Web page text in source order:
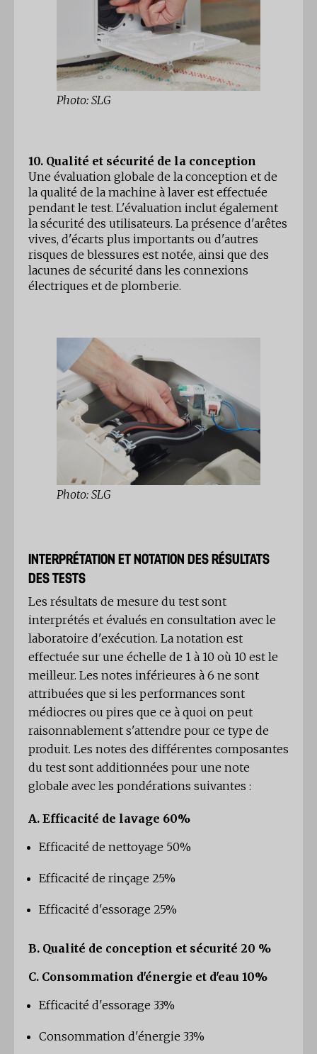
Photo: SLG
10. Qualité et sécurité de la conception
Une évaluation globale de la conception et de
la qualité de la machine à laver est effectuée
pendant le test. L'évaluation inclut également
la sécurité des utilisateurs. La présence d'arêtes
vives, d'écarts plus importants ou d'autres
risques de blessures est notée, ainsi que des
lacunes de sécurité dans les connexions
électriques et de plomberie.
Photo: SLG
INTERPRÉTATION ET NOTATION DES RÉSULTATS
DES TESTS
Les résultats de mesure du test sont
interprétés et évalués en consultation avec le
laboratoire d'exécution. La notation est
effectuée sur une échelle de 1 à 10 où 10 est le
meilleur. Les notes inférieures à 6 ne sont
attribuées que si les performances sont
médiocres ou pires que ce à quoi on peut
raisonnablement s'attendre pour ce type de
produit. Les notes des différentes composantes
du test sont additionnées pour une note
globale avec les pondérations suivantes :
A. Efficacité de lavage 60%
Efficacité de nettoyage 50%
Efficacité de rinçage 25%
Efficacité d'essorage 25%
B. Qualité de conception et sécurité 20 %
C. Consommation d'énergie et d'eau 10%
Efficacité d'essorage 33%
Consommation d'énergie 33%